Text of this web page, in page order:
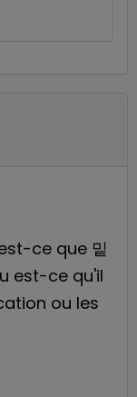
ce que 밑
est-ce qu'il
ou les